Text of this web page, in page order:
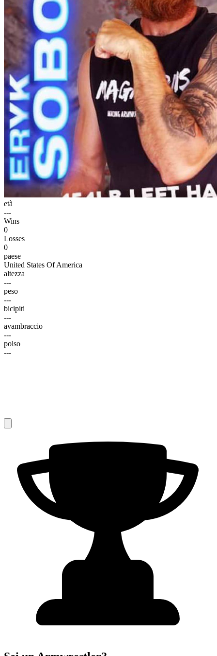
età
---
Wins
0
Losses
0
paese
United States Of America
altezza
---
peso
---
bicipiti
---
avambraccio
---
polso
---